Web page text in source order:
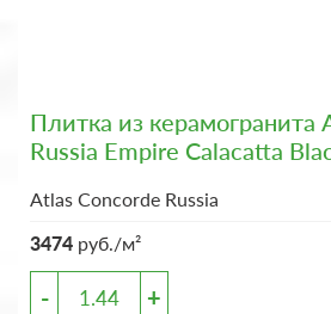
Плитка из керамогранита
Russia Empire Calacatta
Atlas Concorde Russia
3474 руб./м²
- +